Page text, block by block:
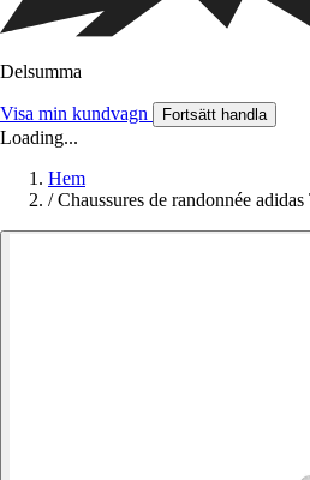
Delsumma
Visa min kundvagn Fortsätt handla
Loading...
Hem
/ Chaussures de randonnée